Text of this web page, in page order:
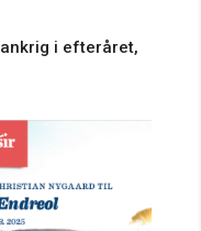
i efteråret,